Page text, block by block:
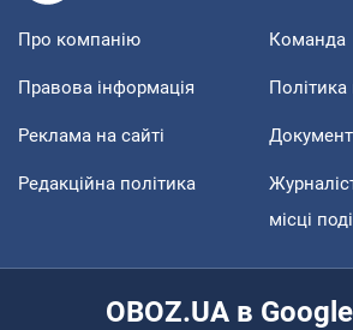
Про компанію Команда
Правова інформація Політика
Реклама на сайті
Редакційна політика
місці
OBOZ.UA в